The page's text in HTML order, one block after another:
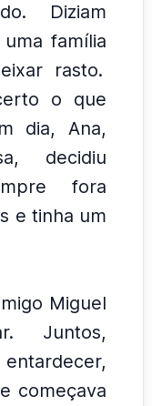
Diziam
família
rasto.
o que
dia, Ana,
decidiu
fora
e tinha um
Miguel
Juntos,
entardecer,
começava